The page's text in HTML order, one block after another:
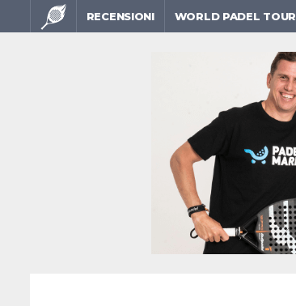
RECENSIONI WORLD PADEL TOUR